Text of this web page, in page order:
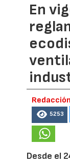
En
5253
Desde el